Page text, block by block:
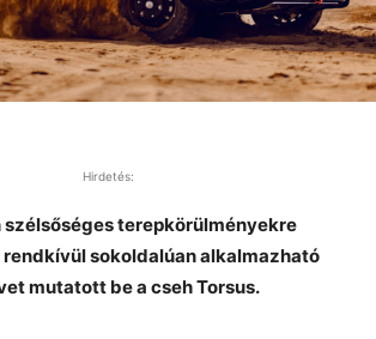
Hirdetés:
terepkörülményekre
sokoldalúan alkalmazható
mutatott be a cseh Torsus.